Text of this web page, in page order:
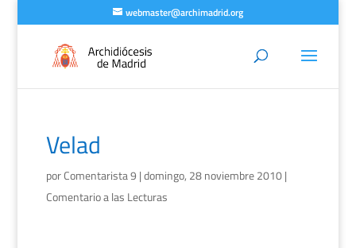
webmaster@archimadrid.org
Velad
porComentarista 9 |domingo, 28 noviembre 2010|
Comentario a las Lecturas